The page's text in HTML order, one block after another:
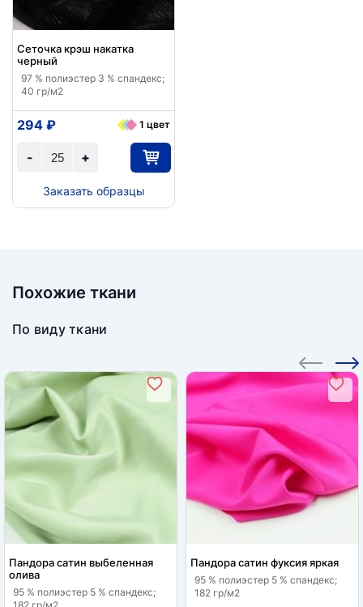
Сеточка крэш накатка
черный
97 % полиэстер 3 % спандекс;
40 гр/м2
+
-
294 ₽ 1 цвет
Заказать образцы
Похожие ткани
По виду ткани
Пандора сатин выбеленная
олива
95 % полиэстер 5 % спандекс;
Пандора сатин фуксия яркая
95 % полиэстер 5 % спандекс;
182 гр/м2